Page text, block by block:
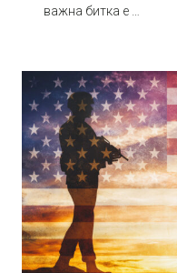
важна битка е …